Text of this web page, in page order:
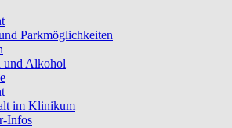
Parkmöglichkeiten
und Alkohol
im Klinikum
Infos